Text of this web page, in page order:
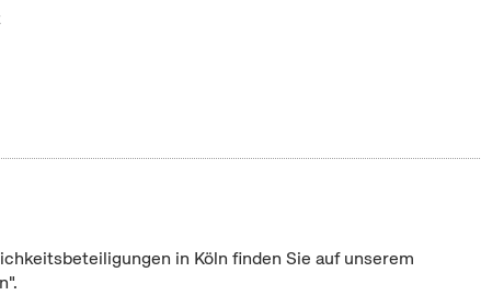
in Köln finden Sie auf unserem